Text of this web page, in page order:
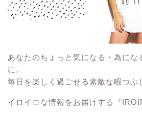
あなたのちょっと気になる・為にな
に。
毎日を楽しく過ごせる素敵な暇つぶ
イロイロな情報をお届けする『